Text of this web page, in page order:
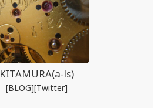
KITAMURA(a-ls)
[BLOG][Twitter]